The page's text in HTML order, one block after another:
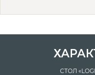
СТОЛ